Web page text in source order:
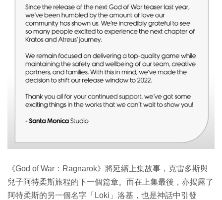
《God of War：Ragnarok》將延續上集故事，克雷多斯與
兒子阿特柔斯旅程的下一個篇章。而在上集最後，亦揭露了
阿特柔斯的另一個名字「Loki」洛基，也是神話中引發